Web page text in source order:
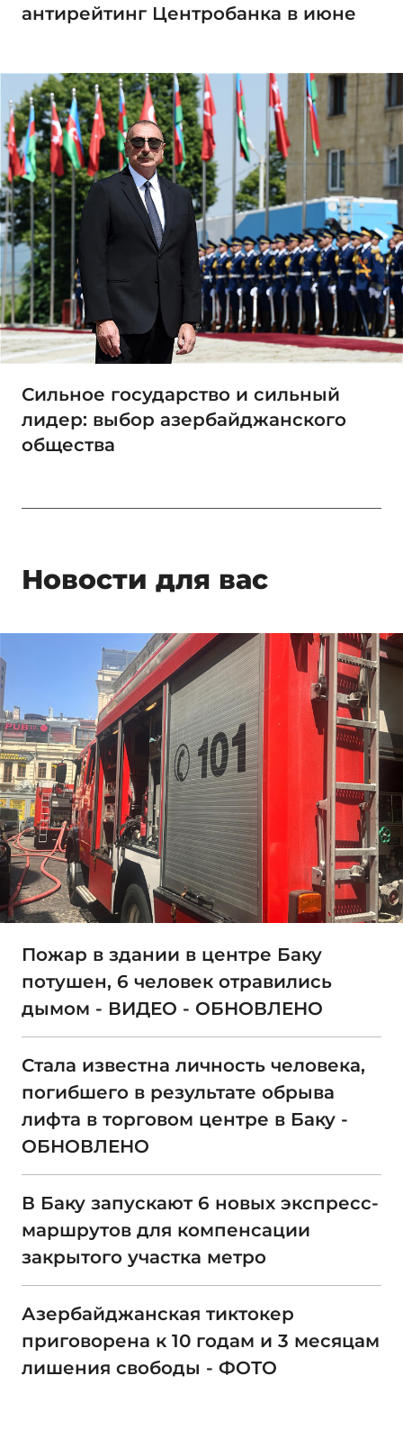
антирейтинг Центробанка в июне
Сильное государство и сильный
лидер: выбор азербайджанского
общества
Новости для вас
Пожар в здании в центре Баку
потушен, 6 человек отравились
дымом - ВИДЕО - ОБНОВЛЕНО
Стала известна личность человека,
погибшего в результате обрыва
лифта в торговом центре в Баку -
ОБНОВЛЕНО
В Баку запускают 6 новых экспресс-
маршрутов для компенсации
закрытого участка метро
Азербайджанская тиктокер
приговорена к 10 годам и 3 месяцам
лишения свободы - ФОТО